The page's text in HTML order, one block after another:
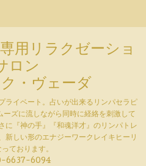
用リラクゼーショ
ロン
・ヴェーダ
ライベート。占いが出来るリンパセラピ
ズに流しながら同時に経絡を刺激して
に『神の手』『和魂洋才』のリンパトレ
新しい形のエナジーワークレイキヒーリ
ております。
6637-6094